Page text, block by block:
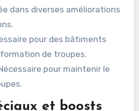
dans diverses améliorations
pour des bâtiments
de troupes.
pour maintenir le
et boosts